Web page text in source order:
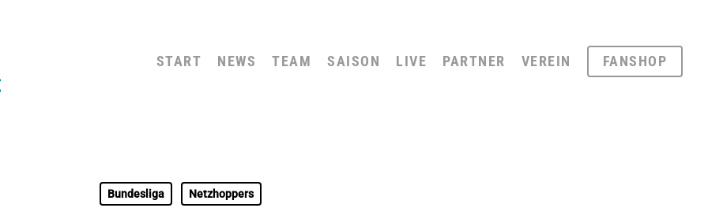
START NEWS TEAM SAISON LIVE PARTNER VEREIN FANSHOP
Bundesliga Netzhoppers